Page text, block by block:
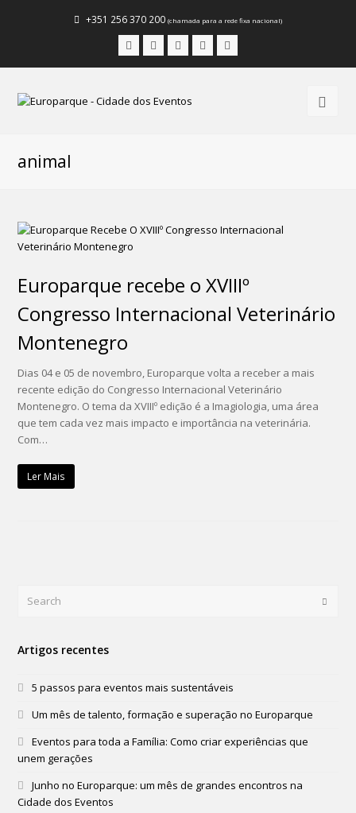
+351 256 370 200 (chamada para a rede fixa nacional)
FacebookInstagram
LinkedInYoutube
animal
Europarque recebe o XVIIIº
Congresso Internacional Veterinário
Montenegro
Dias 04 e 05 de novembro, Europarque volta a receber a mais
recente edição do Congresso Internacional Veterinário
Montenegro. O tema da XVIIIº edição é a Imagiologia, uma área
que tem cada vez mais impacto e importância na veterinária.
Com…
Ler Mais
Artigos recentes
5 passos para eventos mais sustentáveis
Um mês de talento, formação e superação no Europarque
Eventos para toda a Família: Como criar experiências que
unem gerações
Junho no Europarque: um mês de grandes encontros na
Cidade dos Eventos